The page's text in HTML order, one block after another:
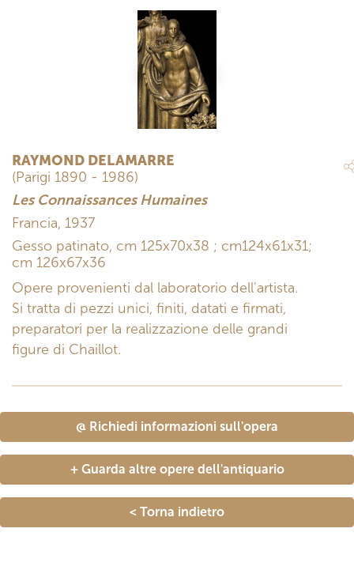
RAYMOND DELAMARRE
(Parigi 1890 - 1986)
Les Connaissances Humaines
Francia, 1937
Gesso patinato, cm 125x70x38 ; cm124x61x31;
cm 126x67x36
Opere provenienti dal laboratorio dell'artista.
Si tratta di pezzi unici, finiti, datati e firmati,
preparatori per la realizzazione delle grandi
figure di Chaillot.
@ Richiedi informazioni sull'opera
+ Guarda altre opere dell'antiquario
< Torna indietro